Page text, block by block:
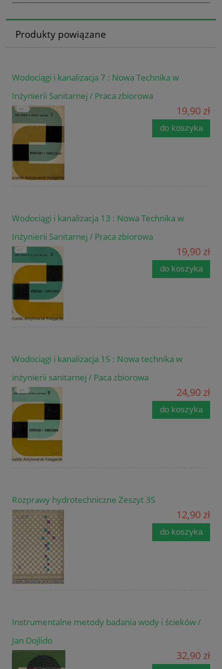
Produkty powiązane
Wodociągi i kanalizacja 7 : Nowa Technika w
Inżynierii Sanitarnej / Praca zbiorowa
19,90 zł
do koszyka
Wodociągi i kanalizacja 13 : Nowa Technika w
Inżynierii Sanitarnej / Praca zbiorowa
19,90 zł
do koszyka
Wodociągi i kanalizacja 15 : Nowa technika w
inżynierii sanitarnej / Paca zbiorowa
24,90 zł
do koszyka
Rozprawy hydrotechniczne Zeszyt 35
12,90 zł
do koszyka
Instrumentalne metody badania wody i ścieków /
Jan Dojlido
32,90 zł